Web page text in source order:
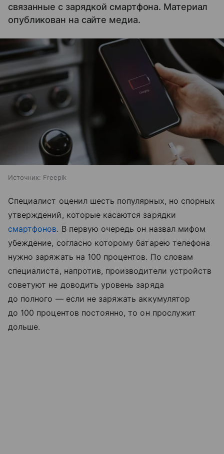
связанные с зарядкой смартфона. Материал
опубликован на сайте медиа.
Источник: Freepik
Специалист оценил шесть популярных, но спорных
утверждений, которые касаются зарядки
смартфонов. В первую очередь он назвал мифом
убеждение, согласно которому батарею телефона
нужно заряжать на 100 процентов. По словам
специалиста, напротив, производители устройств
советуют не доводить уровень заряда
до полного — если не заряжать аккумулятор
до 100 процентов постоянно, то он прослужит
дольше.